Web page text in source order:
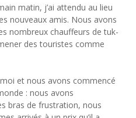
matin, j’ai attendu au lieu
nouveaux amis. Nous avons
nombreux chauffeurs de tuk-
des touristes comme
moi et nous avons commencé
: nous avons
bras de frustration, nous